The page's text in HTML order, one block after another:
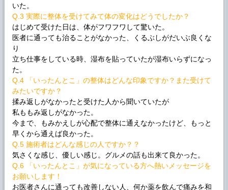
いた。
Q.3 実際に整体を受けてみて体の変化はどうでしたか？
はじめて受けた日は、体がフワフワして驚いた。
医者に通っても治ることがなかった、くるぶしがだいぶ良くな
り
立ち仕事をしている時、湿布を貼っていたが湿布いらずになっ
た。
Q.4 「いったんとこ」の整体はどんな印象ですか？また受けて
みたいですか？
揉み返しがなかったと受けた人から聞いていたが
私ももみ返しがなかった。
今まで、もみかえしが心配で整体に通えなかったけど、もっと
早くから通えば良かった。
Q.5 施術者はどんな感じの人ですか？？
気さくな感じ、優しい感じ。グルメの話も出来て良かった。
Q.6 「いったんとこ」が気になっている方へ熱いメッセージを
お願いします！
お医者さんに通っても改善しない人、何か薬を飲んで痛みを和